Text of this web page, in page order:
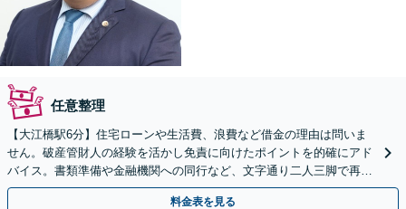
任意整理
【大江橋駅6分】住宅ローンや生活費、浪費など借金の理由は問いま
せん。破産管財人の経験を活かし免責に向けたポイントを的確にアド
バイス。書類準備や金融機関への同行など、文字通り二人三脚で再出
発を後押しします【事前予約にて当日・休日・夜間面談可】
料金表を見る